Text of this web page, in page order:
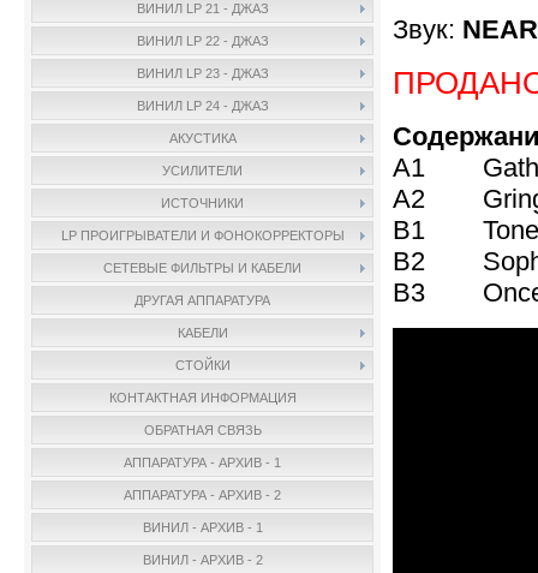
ВИНИЛ LP 21 - ДЖАЗ
ВИНИЛ LP 22 - ДЖАЗ
ВИНИЛ LP 23 - ДЖАЗ
ВИНИЛ LP 24 - ДЖАЗ
АКУСТИКА
УСИЛИТЕЛИ
ИСТОЧНИКИ
LP ПРОИГРЫВАТЕЛИ И ФОНОКОРРЕКТОРЫ
СЕТЕВЫЕ ФИЛЬТРЫ И КАБЕЛИ
ДРУГАЯ АППАРАТУРА
КАБЕЛИ
СТОЙКИ
КОНТАКТНАЯ ИНФОРМАЦИЯ
ОБРАТНАЯ СВЯЗЬ
АППАРАТУРА - АРХИВ - 1
АППАРАТУРА - АРХИВ - 2
ВИНИЛ - АРХИВ - 1
ВИНИЛ - АРХИВ - 2
Звук:
A1
A2
B1 Tones
B2
B3 Once